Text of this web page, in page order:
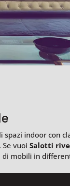
indoor con
vuoi Salotti
mobili in